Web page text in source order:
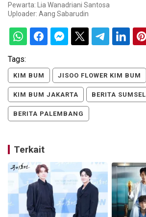
Pewarta: Lia Wanadriani Santosa
Uploader: Aang Sabarudin
Tags:
KIM BUM JISOO FLOWER KIM BUM
KIM BUM JAKARTA BERITA SUMSEL
BERITA PALEMBANG
Terkait